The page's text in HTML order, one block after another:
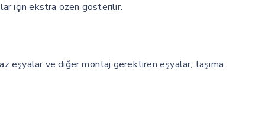
için ekstra özen gösterilir.
eşyalar ve diğer montaj gerektiren eşyalar, taşıma